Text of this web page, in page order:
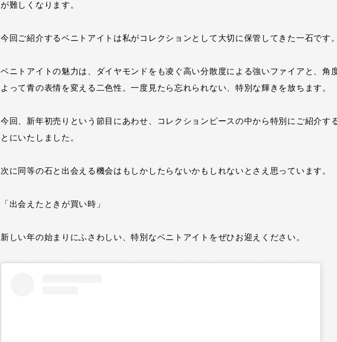
が難しくなります。
今回ご紹介するベニトアイトは私がコレクションとして大切に保管してきた一石です。
ベニトアイトの魅力は、ダイヤモンドをも凌ぐ高い分散度による強いファイアと、角
よって青の表情を変える二色性。一度見たら忘れられない、特別な輝きを放ちます。
今回、新年初売りという節目にあわせ、コレクションピースの中から特別にご紹介す
とにいたしました。
次に同等の石と出会える機会はもしかしたらないかもしれないとさえ思っています。
「出会えたときが買い時」
新しい年の始まりにふさわしい、特別なベニトアイトをぜひお迎えください。